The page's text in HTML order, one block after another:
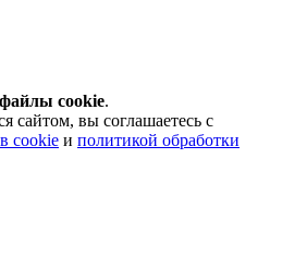
файлы cookie.
сайтом, вы соглашаетесь с
cookie и политикой обработки